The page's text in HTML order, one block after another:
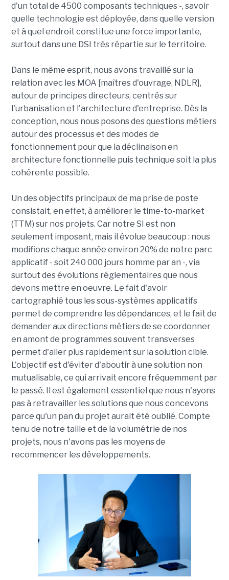
d'un total de 4500 composants techniques -, savoir
quelle technologie est déployée, dans quelle version
et à quel endroit constitue une force importante,
surtout dans une DSI très répartie sur le territoire.
Dans le même esprit, nous avons travaillé sur la
relation avec les MOA [maîtres d'ouvrage, NDLR],
autour de principes directeurs, centrés sur
l'urbanisation et l'architecture d'entreprise. Dès la
conception, nous nous posons des questions métiers
autour des processus et des modes de
fonctionnement pour que la déclinaison en
architecture fonctionnelle puis technique soit la plus
cohérente possible.
Un des objectifs principaux de ma prise de poste
consistait, en effet, à améliorer le time-to-market
(TTM) sur nos projets. Car notre SI est non
seulement imposant, mais il évolue beaucoup : nous
modifions chaque année environ 20% de notre parc
applicatif - soit 240 000 jours homme par an -, via
surtout des évolutions réglementaires que nous
devons mettre en oeuvre. Le fait d'avoir
cartographié tous les sous-systèmes applicatifs
permet de comprendre les dépendances, et le fait de
demander aux directions métiers de se coordonner
en amont de programmes souvent transverses
permet d'aller plus rapidement sur la solution cible.
L'objectif est d'éviter d'aboutir à une solution non
mutualisable, ce qui arrivait encore fréquemment par
le passé. Il est également essentiel que nous n'ayons
pas à retravailler les solutions que nous concevons
parce qu'un pan du projet aurait été oublié. Compte
tenu de notre taille et de la volumétrie de nos
projets, nous n'avons pas les moyens de
recommencer les développements.